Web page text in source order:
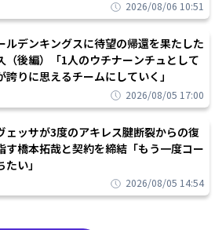
2026/08/06 10:51
ルデンキングスに待望の帰還を果たした
（後編）「1人のウチナーンチュとして
誇りに思えるチームにしていく」
2026/08/05 17:00
ェッサが3度のアキレス腱断裂からの復
す橋本拓哉と契約を締結「もう一度コー
たい」
2026/08/05 14:54